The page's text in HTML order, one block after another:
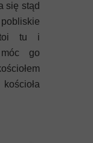
się stąd
tu i
go